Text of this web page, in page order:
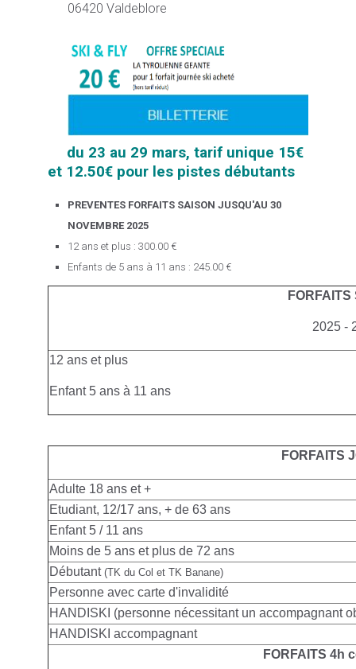
06420 Valdeblore
du 23 au 29 mars, tarif unique 15€
et 12.50€ pour les pistes débutants
PREVENTES FORFAITS SAISON JUSQU'AU 30
NOVEMBRE 2025
12 ans et plus : 300.00 €
Enfants de 5 ans à 11 ans : 245.00 €
FORFAITS
2025 -
12 ans et plus
Enfant 5 ans à 11 ans
FORFAITS
Adulte 18 ans et +
Etudiant, 12/17 ans, + de 63 ans
Enfant 5 / 11 ans
Moins de 5 ans et plus de 72 ans
Débutant (TK du Col et TK Banane)
Personne avec carte d'invalidité
HANDISKI (personne nécessitant un accompagnant
HANDISKI accompagnant
FORFAITS 4h